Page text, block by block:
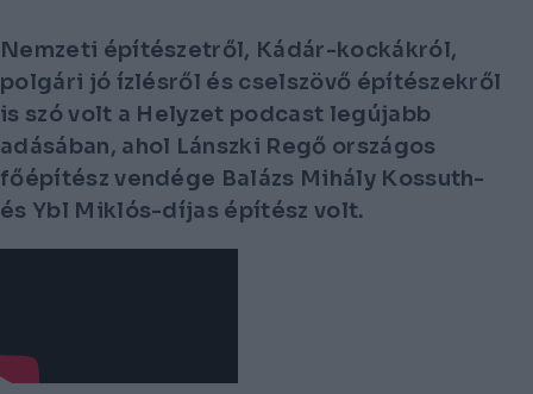
Nemzeti építészetről, Kádár-kockákról,
polgári jó ízlésről és cselszövő építészekről
is szó volt a Helyzet podcast legújabb
adásában, ahol Lánszki Regő országos
főépítész vendége Balázs Mihály Kossuth-
és Ybl Miklós-díjas építész volt.